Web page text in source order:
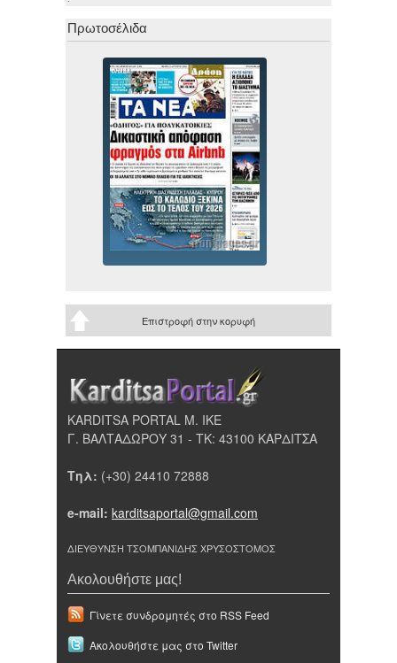
Πρωτοσέλιδα
Επιστροφή στην κορυφή
KARDITSA PORTAL Μ. ΙΚΕ
Γ. ΒΑΛΤΑΔΩΡΟΥ 31 - ΤΚ: 43100 ΚΑΡΔΙΤΣΑ
Τηλ: (+30) 24410 72888
e-mail: karditsaportal@gmail.com
ΔΙΕΥΘΥΝΣΗ ΤΣΟΜΠΑΝΙΔΗΣ ΧΡΥΣΟΣΤΟΜΟΣ
Ακολουθήστε μας!
Γίνετε συνδρομητές στο RSS Feed
Ακολουθήστε μας στο Twitter